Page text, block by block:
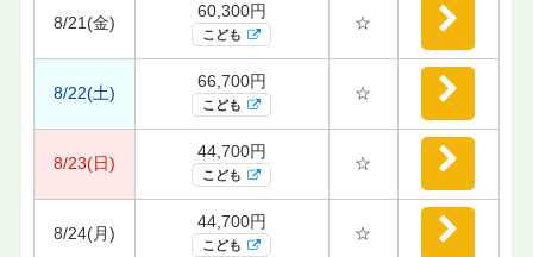
8/21(金)
60,300円
こども
☆
8/22(土)
66,700円
こども
☆
8/23(日)
44,700円
こども
☆
8/24(月)
44,700円
こども
☆